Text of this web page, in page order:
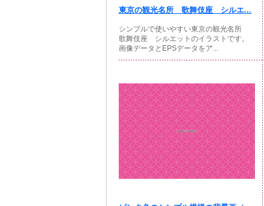
東京の観光名所 歌舞伎座 シルエ...
シンプルで使いやすい東京の観光名所
歌舞伎座 シルエットのイラストです。
画像データとEPSデータをア...